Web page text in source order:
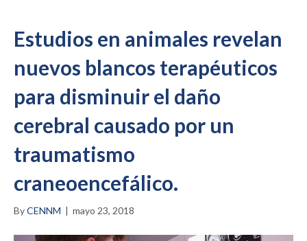
Estudios en animales revelan
nuevos blancos terapéuticos
para disminuir el daño
cerebral causado por un
traumatismo
craneoencefálico.
ByCENNM | mayo 23, 2018